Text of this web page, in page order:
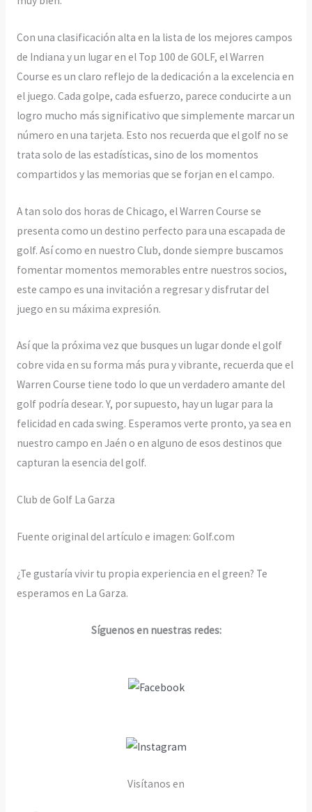
Con una clasificación alta en la lista de los mejores campos
de Indiana y un lugar en el Top 100 de GOLF, el Warren
Course es un claro reflejo de la dedicación a la excelencia en
el juego. Cada golpe, cada esfuerzo, parece conducirte a un
logro mucho más significativo que simplemente marcar un
número en una tarjeta. Esto nos recuerda que el golf no se
trata solo de las estadísticas, sino de los momentos
compartidos y las memorias que se forjan en el campo.
A tan solo dos horas de Chicago, el Warren Course se
presenta como un destino perfecto para una escapada de
golf. Así como en nuestro Club, donde siempre buscamos
fomentar momentos memorables entre nuestros socios,
este campo es una invitación a regresar y disfrutar del
juego en su máxima expresión.
Así que la próxima vez que busques un lugar donde el golf
cobre vida en su forma más pura y vibrante, recuerda que el
Warren Course tiene todo lo que un verdadero amante del
golf podría desear. Y, por supuesto, hay un lugar para la
felicidad en cada swing. Esperamos verte pronto, ya sea en
nuestro campo en Jaén o en alguno de esos destinos que
capturan la esencia del golf.
Club de Golf La Garza
Fuente original del artículo e imagen: Golf.com
¿Te gustaría vivir tu propia experiencia en el green? Te
esperamos en La Garza.
Síguenos en nuestras redes:
Visítanos en